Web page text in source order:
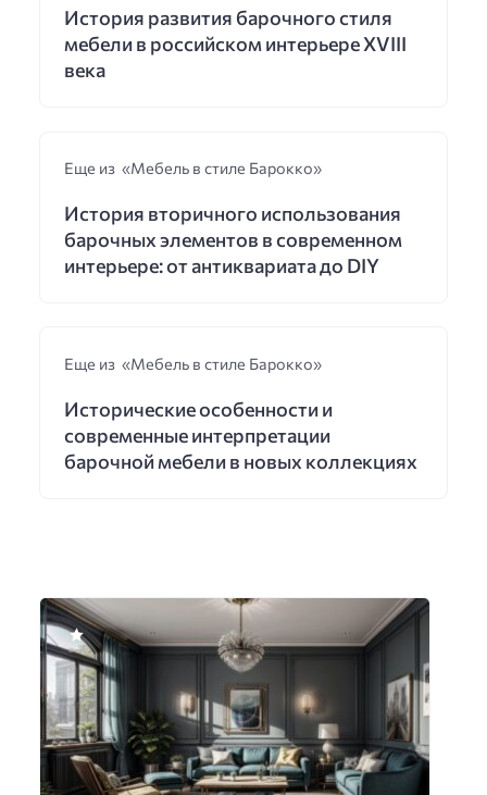
История развития барочного стиля
мебели в российском интерьере XVIII
века
Еще из «Мебель в стиле Барокко»
История вторичного использования
барочных элементов в современном
интерьере: от антиквариата до DIY
Еще из «Мебель в стиле Барокко»
Исторические особенности и
современные интерпретации
барочной мебели в новых коллекциях